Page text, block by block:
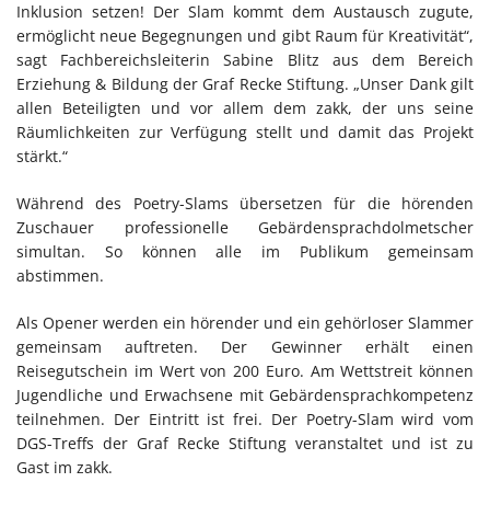
Inklusion setzen! Der Slam kommt dem Austausch zugute,
ermöglicht neue Begegnungen und gibt Raum für Kreativität“,
sagt Fachbereichsleiterin Sabine Blitz aus dem Bereich
Erziehung & Bildung der Graf Recke Stiftung. „Unser Dank gilt
allen Beteiligten und vor allem dem zakk, der uns seine
Räumlichkeiten zur Verfügung stellt und damit das Projekt
stärkt.“
Während des Poetry-Slams übersetzen für die hörenden
Zuschauer professionelle Gebärdensprachdolmetscher
simultan. So können alle im Publikum gemeinsam
abstimmen.
Als Opener werden ein hörender und ein gehörloser Slammer
gemeinsam auftreten. Der Gewinner erhält einen
Reisegutschein im Wert von 200 Euro. Am Wettstreit können
Jugendliche und Erwachsene mit Gebärdensprachkompetenz
teilnehmen. Der Eintritt ist frei. Der Poetry-Slam wird vom
DGS-Treffs der Graf Recke Stiftung veranstaltet und ist zu
Gast im zakk.